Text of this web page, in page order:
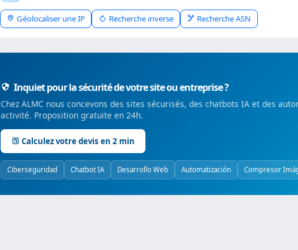
Géolocaliser une IP Recherche inverse Recherche ASN
Inquiet pour la sécurité de votre site ou entreprise ?
Chez ALMC nous concevons des sites sécurisés, des chatbots IA et des
activité. Proposition gratuite en 24h.
Calculez votre devis en 2 min
Ciberseguridad Chatbot IA Desarrollo Web Automatización Compresor